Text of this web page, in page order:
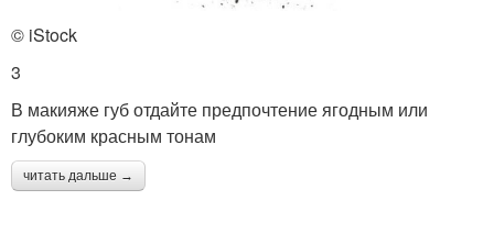
© iStock
3
В макияже губ отдайте предпочтение ягодным или
глубоким красным тонам
читать дальше →